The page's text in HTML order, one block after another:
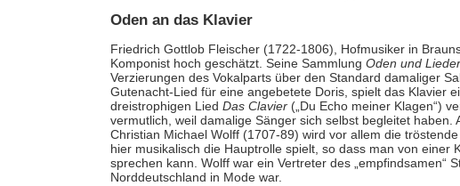
Oden an das Klavier
Friedrich Gottlob Fleischer (1722-1806), Hofmusiker in
Komponist hoch geschätzt. Seine Sammlung Oden und
Verzierungen des Vokalparts über den Standard damaliger
Gutenacht-Lied für eine angebetete Doris, spielt das Klavier
dreistrophigen Lied Das Clavier („Du Echo meiner Klagen“)
vermutlich, weil damalige Sänger sich selbst begleitet haben.
Christian Michael Wolff (1707-89) wird vor allem die
hier musikalisch die Hauptrolle spielt, so dass man von einer
sprechen kann. Wolff war ein Vertreter des „empfindsamen“
Norddeutschland in Mode war.